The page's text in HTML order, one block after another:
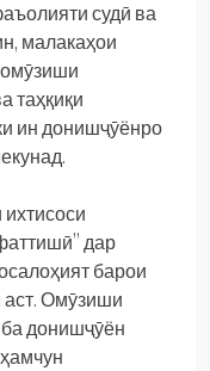
судӣ ва
малакаҳои
таҳқиқи
ин донишҷӯёнро
дар
барои
аст. Омӯзиши
донишҷӯён